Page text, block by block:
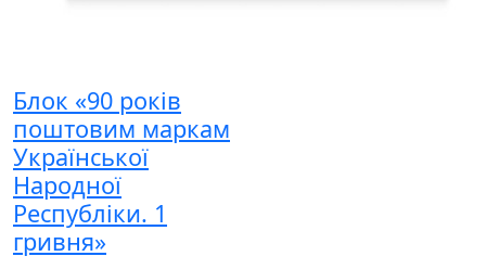
Блок «90 років
поштовим маркам
Української
Народної
Республіки. 1
гривня»